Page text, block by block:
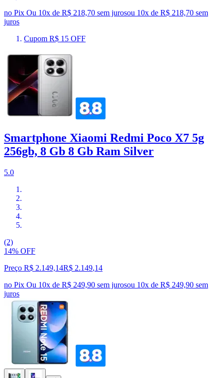
no Pix Ou 10x de R$ 218,70 sem jurosou 10x de R$ 218,70 sem
juros
Cupom R$ 15 OFF
Smartphone Xiaomi Redmi Poco X7 5g
256gb, 8 Gb 8 Gb Ram Silver
5.0
(2)
14% OFF
Preço R$ 2.149,14R$ 2.149,14
no Pix Ou 10x de R$ 249,90 sem jurosou 10x de R$ 249,90 sem
juros